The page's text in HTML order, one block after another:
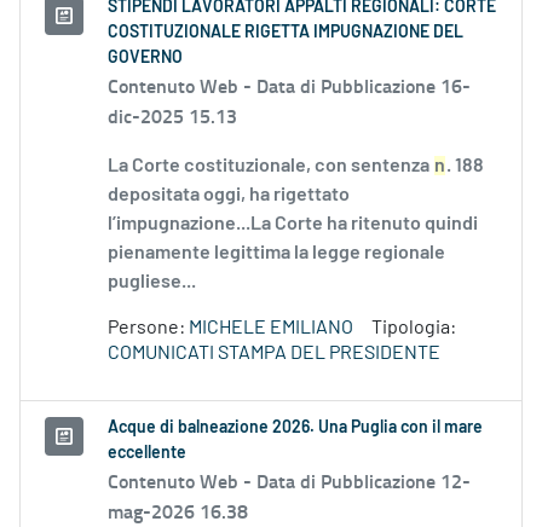
STIPENDI LAVORATORI APPALTI REGIONALI: CORTE
COSTITUZIONALE RIGETTA IMPUGNAZIONE DEL
GOVERNO
Contenuto Web - Data di Pubblicazione 16-
dic-2025 15.13
La Corte costituzionale, con sentenza n. 188
depositata oggi, ha rigettato
l’impugnazione...La Corte ha ritenuto quindi
pienamente legittima la legge regionale
pugliese...
Persone: MICHELE EMILIANO
Tipologia:
COMUNICATI STAMPA DEL PRESIDENTE
Acque di balneazione 2026. Una Puglia con il mare
eccellente
Contenuto Web - Data di Pubblicazione 12-
mag-2026 16.38